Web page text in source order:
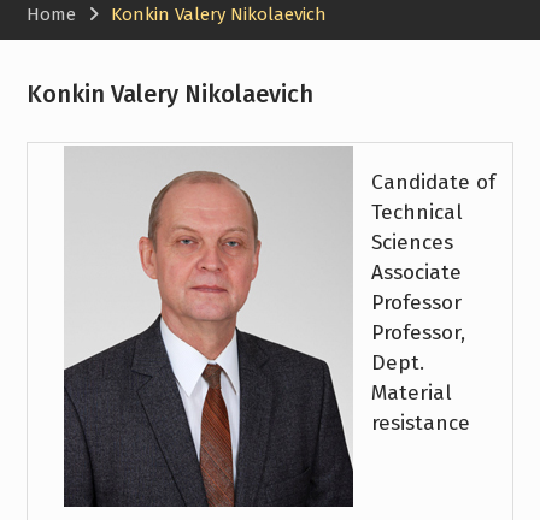
Home Konkin Valery Nikolaevich
Konkin Valery Nikolaevich
Candidate of
Technical
Sciences
Associate
Professor
Professor,
Dept.
Material
resistance